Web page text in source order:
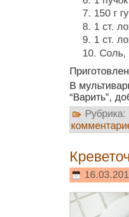
150 г
1 ст.
1 ст.
Соль,
В
“Варить”,
Рубрика: